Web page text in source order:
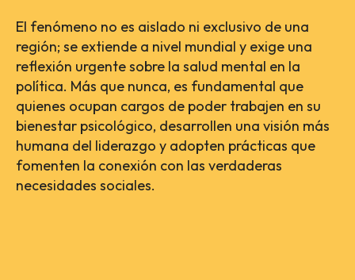
El fenómeno no es aislado ni exclusivo de una
región; se extiende a nivel mundial y exige una
reflexión urgente sobre la salud mental en la
política. Más que nunca, es fundamental que
quienes ocupan cargos de poder trabajen en su
bienestar psicológico, desarrollen una visión más
humana del liderazgo y adopten prácticas que
fomenten la conexión con las verdaderas
necesidades sociales.